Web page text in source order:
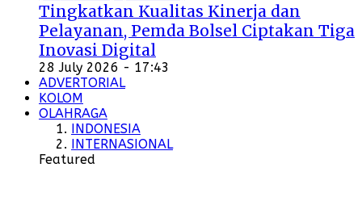
Tingkatkan Kualitas Kinerja dan
Pelayanan, Pemda Bolsel Ciptakan Tiga
Inovasi Digital
28 July 2026 - 17:43
ADVERTORIAL
KOLOM
OLAHRAGA
INDONESIA
INTERNASIONAL
Featured